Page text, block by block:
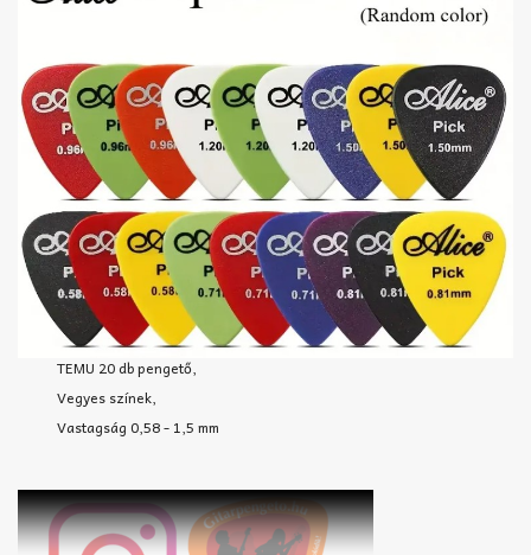
TEMU 20 db pengető,
Vegyes színek,
Vastagság 0,58 - 1,5 mm